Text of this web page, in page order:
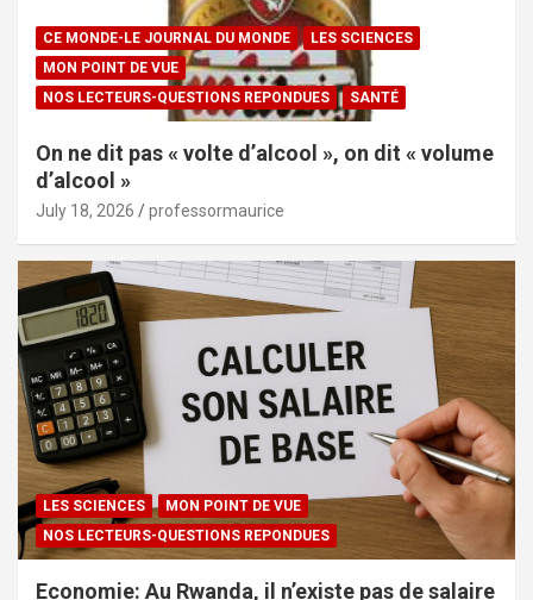
CE MONDE-LE JOURNAL DU MONDE
LES SCIENCES
MON POINT DE VUE
NOS LECTEURS-QUESTIONS REPONDUES
SANTÉ
On ne dit pas « volte d’alcool », on dit « volume
d’alcool »
July 18, 2026 professormaurice
LES SCIENCES
MON POINT DE VUE
NOS LECTEURS-QUESTIONS REPONDUES
Economie: Au Rwanda, il n’existe pas de salaire